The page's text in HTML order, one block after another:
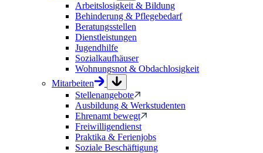
Arbeitslosigkeit & Bildung
Behinderung & Pflegebedarf
Beratungsstellen
Dienstleistungen
Jugendhilfe
Sozialkaufhäuser
Wohnungsnot & Obdachlosigkeit
Mitarbeiten
Stellenangebote
Ausbildung & Werkstudenten
Ehrenamt bewegt
Freiwilligendienst
Praktika & Ferienjobs
Soziale Beschäftigung